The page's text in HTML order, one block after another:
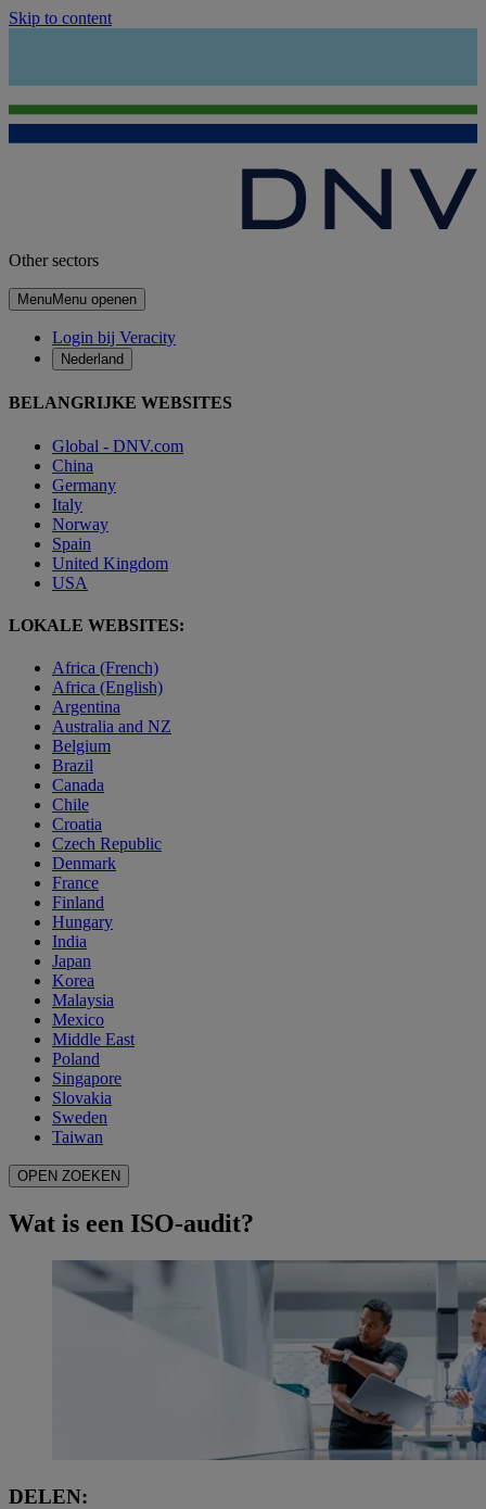
Skip to content
Other sectors
MenuMenu openen
Login bij Veracity
Nederland
BELANGRIJKE WEBSITES
Global - DNV.com
China
Germany
Italy
Norway
Spain
United Kingdom
USA
LOKALE WEBSITES:
Africa (French)
Africa (English)
Argentina
Australia and NZ
Belgium
Brazil
Canada
Chile
Croatia
Czech Republic
Denmark
France
Finland
Hungary
India
Japan
Korea
Malaysia
Mexico
Middle East
Poland
Singapore
Slovakia
Sweden
Taiwan
OPEN ZOEKEN
Wat is een ISO-audit?
DELEN: